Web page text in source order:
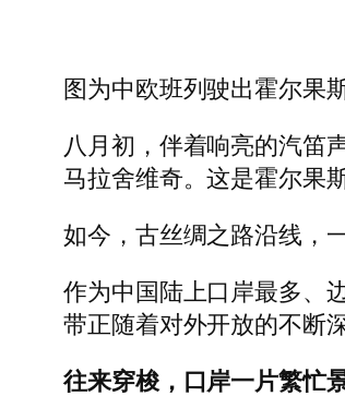
图为中欧班列驶出霍尔果
八月初，伴着响亮的汽笛
马拉舍维奇。这是霍尔果
如今，古丝绸之路沿线，
作为中国陆上口岸最多、
带正随着对外开放的不断
往来穿梭，口岸一片繁忙